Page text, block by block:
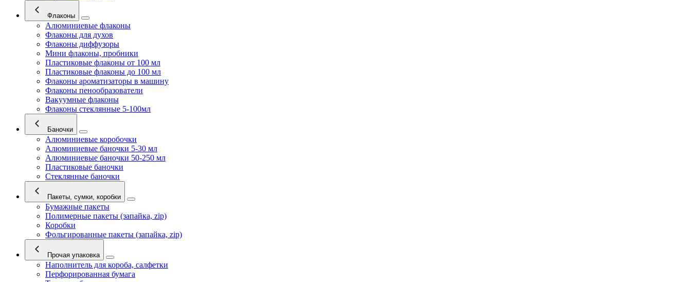
Флаконы
Алюминиевые флаконы
Флаконы для духов
Флаконы диффузоры
Мини флаконы, пробники
Пластиковые флаконы от 100 мл
Пластиковые флаконы до 100 мл
Флаконы ароматизаторы в машину
Флаконы пенообразователи
Вакуумные флаконы
Флаконы стеклянные 5-100мл
Баночки
Алюминиевые коробочки
Алюминиевые баночки 5-30 мл
Алюминиевые баночки 50-250 мл
Пластиковые баночки
Стеклянные баночки
Пакеты, сумки, коробки
Бумажные пакеты
Полимерные пакеты (запайка, zip)
Коробки
Фольгированные пакеты (запайка, zip)
Прочая упаковка
Наполнитель для короба, салфетки
Перфорированная бумага